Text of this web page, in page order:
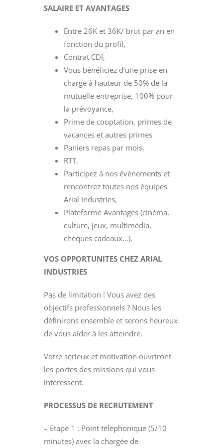
SALAIRE ET AVANTAGES
Entre 26K et 36K/ brut par an en
fonction du profil,
Contrat CDI,
Vous bénéficiez d’une prise en
charge à hauteur de 50% de la
mutuelle entreprise, 100% pour
la prévoyance,
Prime de cooptation, primes de
vacances et autres primes
Paniers repas par mois,
RTT,
Participez à nos évènements et
rencontrez toutes nos équipes
Arial Industries,
Plateforme Avantages (cinéma,
culture, jeux, multimédia,
chèques cadeaux…).
VOS OPPORTUNITES CHEZ ARIAL
INDUSTRIES
Pas de limitation ! Vous avez des
objectifs professionnels ? Nous les
définirons ensemble et serons heureux
de vous aider à les atteindre.
Votre sérieux et motivation ouvriront
les portes des missions qui vous
intéressent.
PROCESSUS DE RECRUTEMENT
– Etape 1 : Point téléphonique (5/10
minutes) avec la chargée de